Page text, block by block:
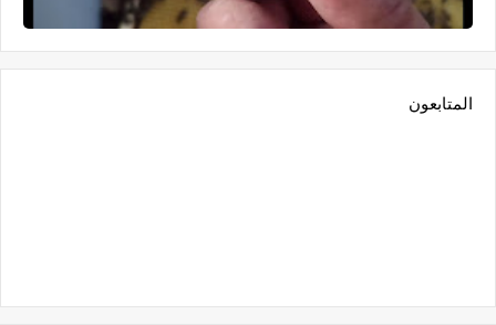
المتابعون